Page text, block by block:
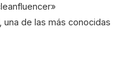
de las más conocidas